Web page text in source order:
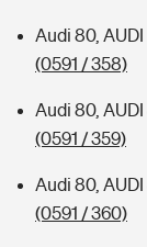
Audi 80,
(0591 / 358)
Audi 80,
(0591 / 359)
Audi 80, AUDI
(0591 / 360)